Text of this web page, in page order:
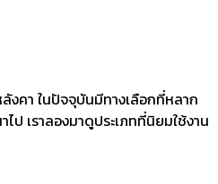
งคา ในปัจจุบันมีทางเลือกที่หลาก
เราลองมาดูประเภทที่นิยมใช้งาน